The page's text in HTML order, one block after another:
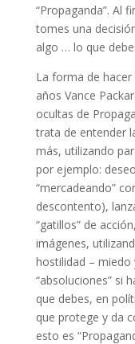
“Propaganda”. Al
tomes una
algo … lo que
La forma de hacer
años Vance
ocultas de
trata de entender
más, utilizando
por ejemplo:
“mercadeando”
descontento),
“gatillos” de
imágenes,
hostilidad – miedo
“absoluciones” si
que debes, en
que protege y da
esto es